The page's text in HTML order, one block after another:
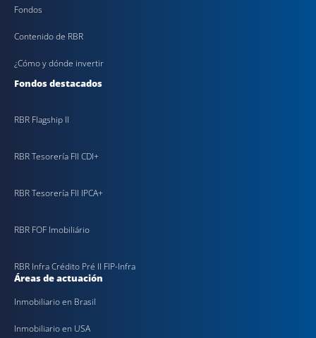
Fondos
Contenido de RBR
¿Cómo y dónde invertir
Fondos destacados
RBR Flagship II
RBR Tesorería FII CDI+
RBR Tesorería FII IPCA+
RBR FOF Imobiliário
RBR Infra Crédito Pré II FIP-Infra
Áreas de actuación
Inmobiliario en Brasil
Inmobiliario en USA